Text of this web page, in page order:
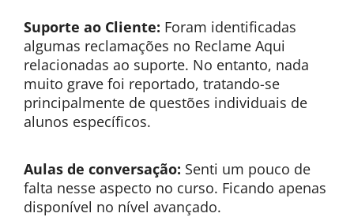
Suporte ao Cliente: Foram identificadas
algumas reclamações no Reclame Aqui
relacionadas ao suporte. No entanto, nada
muito grave foi reportado, tratando-se
principalmente de questões individuais de
alunos específicos.
Aulas de conversação: Senti um pouco de
falta nesse aspecto no curso. Ficando apenas
disponível no nível avançado.